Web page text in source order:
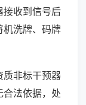
接收到信号后
机洗牌、码牌
质非标干预器
法依据，处